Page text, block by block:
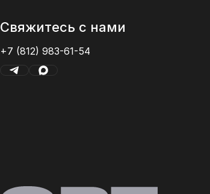
Свяжитесь с нами
+7 (812) 983-61-54